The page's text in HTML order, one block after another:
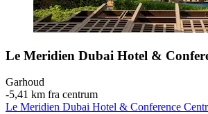
Le Meridien Dubai Hotel &
Garhoud
‐5,41 km fra centrum
Le Meridien Dubai Hotel & Conference